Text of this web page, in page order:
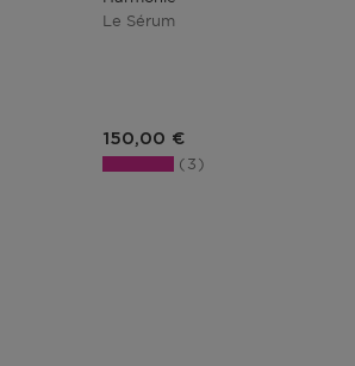
Le Sérum
150,00 €
3